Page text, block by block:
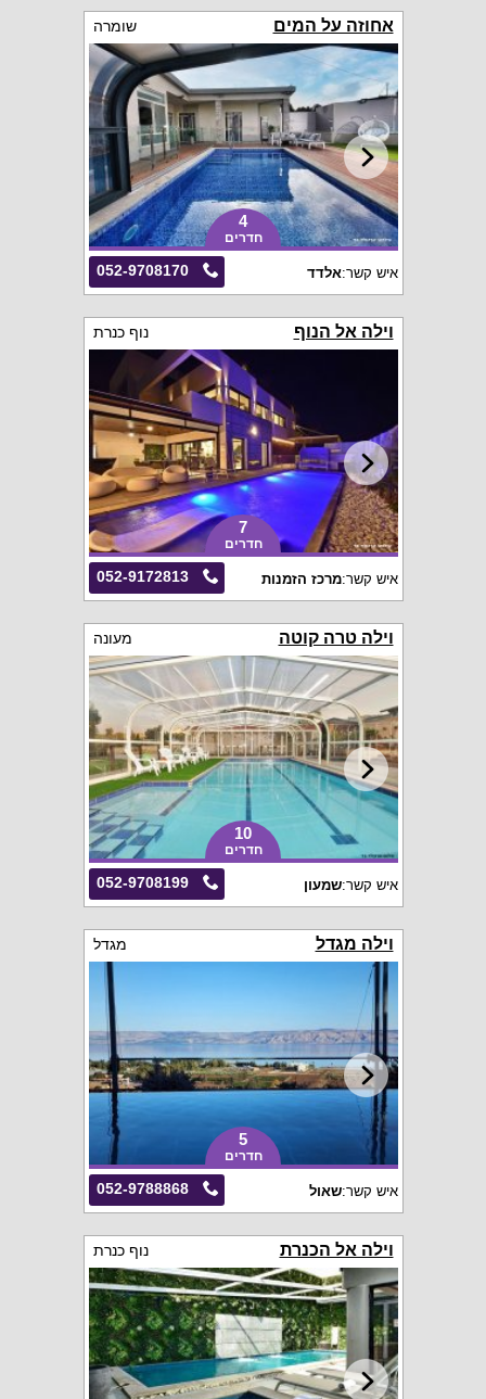
אחוזה על המים שומרה
4
חדרים
052-9708170 איש קשר:אלדד
וילה אל הנוף נוף כנרת
7
חדרים
052-9172813 איש קשר:מרכז הזמנות
וילה טרה קוטה מעונה
10
חדרים
052-9708199 איש קשר:שמעון
וילה מגדל מגדל
5
חדרים
052-9788868 איש קשר:שאול
וילה אל הכנרת נוף כנרת